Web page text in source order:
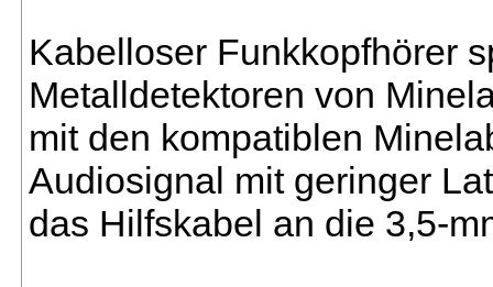
Kabelloser Funkkopfhörer
Metalldetektoren von
mit den kompatiblen
Audiosignal mit geringer
das Hilfskabel an die 3,5-